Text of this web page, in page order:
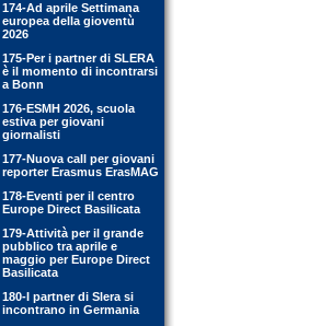
174-Ad aprile Settimana
europea della gioventù
2026
175-Per i partner di SLERA
è il momento di incontrarsi
a Bonn
176-ESMH 2026, scuola
estiva per giovani
giornalisti
177-Nuova call per giovani
reporter Erasmus ErasMAG
178-Eventi per il centro
Europe Direct Basilicata
179-Attività per il grande
pubblico tra aprile e
maggio per Europe Direct
Basilicata
180-I partner di Slera si
incontrano in Germania